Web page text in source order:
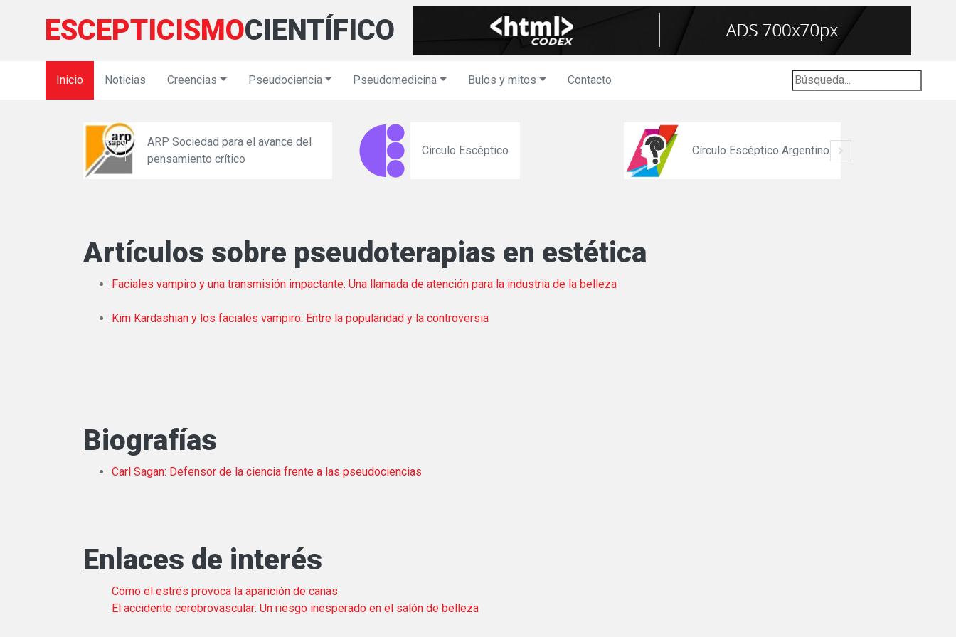
ESCEPTICISMOCIENTÍFICO
Inicio Noticias Creencias Pseudociencia Pseudomedicina Bulos y mitos Contacto
ARP Sociedad para el avance del
pensamiento crítico
Circulo Escéptico Círculo Escéptico Argentino
Artículos sobre pseudoterapias en estética
Faciales vampiro y una transmisión impactante: Una llamada de atención para la industria de la belleza
Kim Kardashian y los faciales vampiro: Entre la popularidad y la controversia
Biografías
Carl Sagan: Defensor de la ciencia frente a las pseudociencias
Enlaces de interés
Cómo el estrés provoca la aparición de canas
El accidente cerebrovascular: Un riesgo inesperado en el salón de belleza